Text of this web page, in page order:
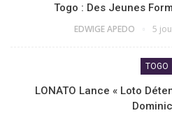
Togo : Des Jeunes
EDWIGE APEDO 5
TOGO
LONATO Lance « Loto